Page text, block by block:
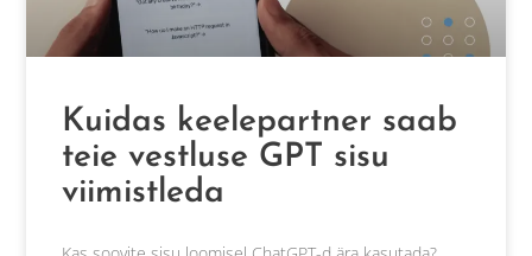
Kuidas keelepartner saab
teie vestluse GPT sisu
viimistleda